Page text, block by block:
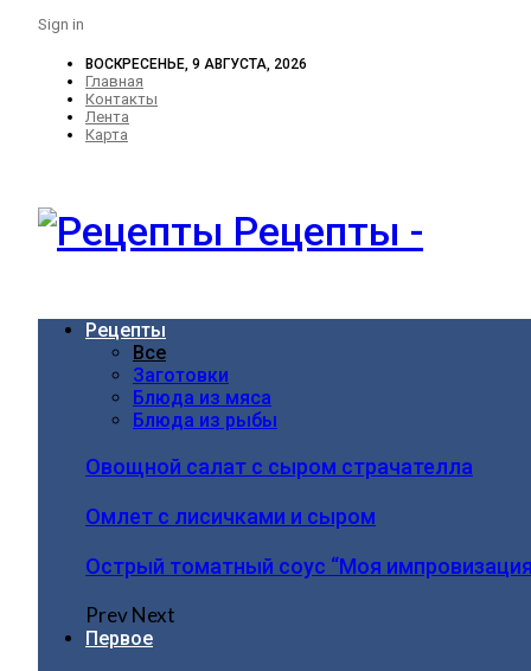
Sign in
ВОСКРЕСЕНЬЕ, 9 АВГУСТА, 2026
Главная
Контакты
Лента
Карта
Рецепты -
Рецепты
Все
Заготовки
Блюда из мяса
Блюда из рыбы
Овощной салат с сыром страчателла
Омлет с лисичками и сыром
Острый томатный соус “Моя
PrevNext
Первое